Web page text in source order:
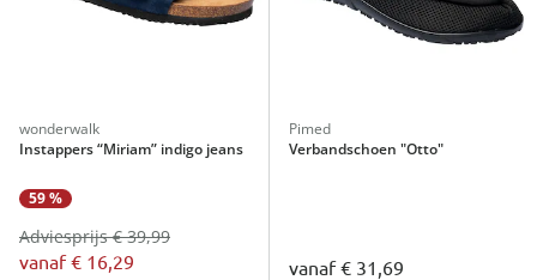
wonderwalk
Instappers “Miriam” indigo jeans
59 %
vanaf€ 16,29
Adviesprijs € 39,99
Pimed
Verbandschoen "Otto"
vanaf€ 31,69